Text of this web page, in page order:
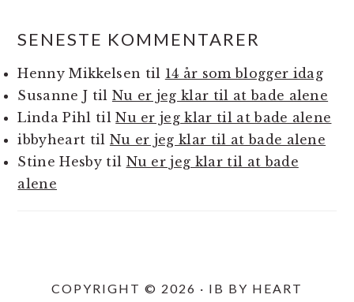
SENESTE KOMMENTARER
Henny Mikkelsen til 14 år som blogger idag
Susanne J til Nu er jeg klar til at bade alene
Linda Pihl tilNu er jeg klar til at bade alene
ibbyheart til Nu er jeg klar til at bade alene
Stine Hesbytil Nu er jeg klar til at bade
alene
COPYRIGHT © 2026 · IB BY HEART